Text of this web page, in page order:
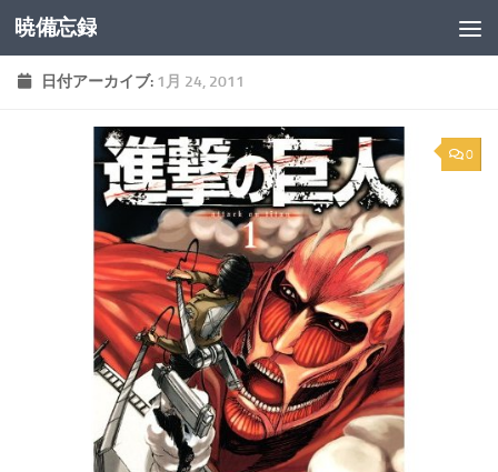
コンテンツへスキップ
暁備忘録
日付アーカイブ: 1月 24, 2011
0